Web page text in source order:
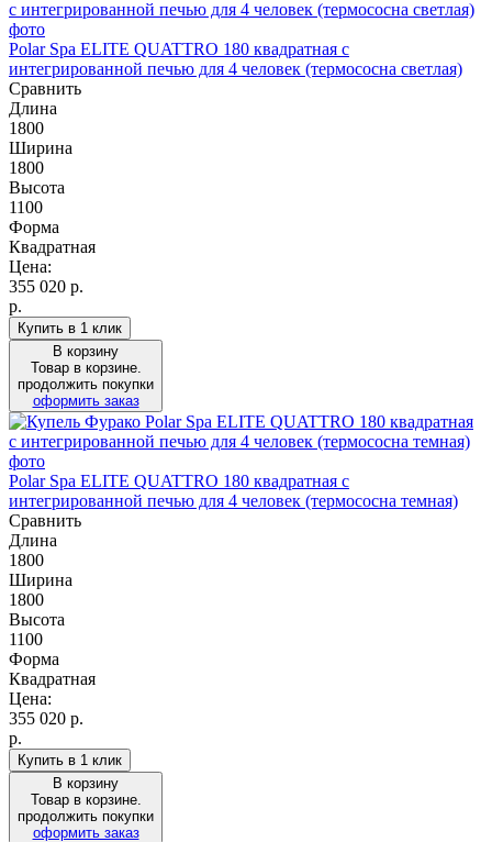
Polar Spa ELITE QUATTRO 180 квадратная с
интегрированной печью для 4 человек (термососна светлая)
Сравнить
Длина
1800
Ширина
1800
Высота
1100
Форма
Квадратная
Цена:
355 020 р.
р.
Купить в 1 клик
В корзину
Товар в корзине.
продолжить покупки
оформить заказ
Polar Spa ELITE QUATTRO 180 квадратная с
интегрированной печью для 4 человек (термососна темная)
Сравнить
Длина
1800
Ширина
1800
Высота
1100
Форма
Квадратная
Цена:
355 020 р.
р.
Купить в 1 клик
В корзину
Товар в корзине.
продолжить покупки
оформить заказ